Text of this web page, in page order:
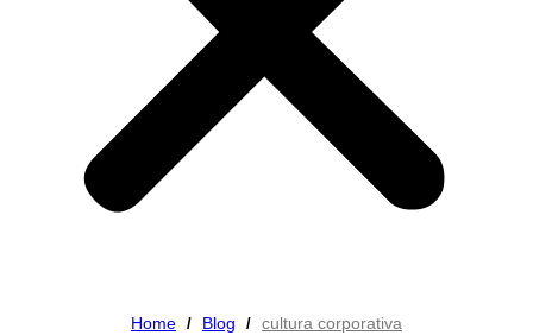
Home / Blog / cultura corporativa